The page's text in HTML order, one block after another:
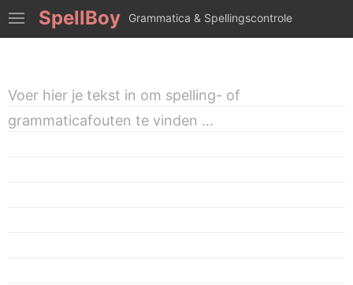
SpellBoy Grammatica & Spellingscontrole